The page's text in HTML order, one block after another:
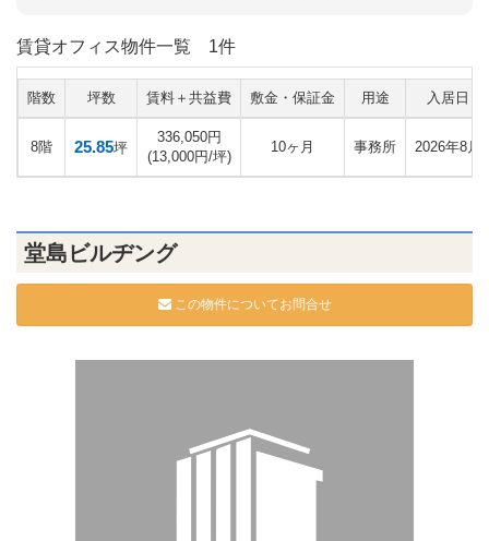
賃貸オフィス物件一覧 1件
階数 坪数 賃料＋共益費 敷金・保証金 用途 入居日
8階 25.85坪
336,050円
(13,000円/坪)
10ヶ月 事務所 2026年8月
堂島ビルヂング
この物件についてお問合せ